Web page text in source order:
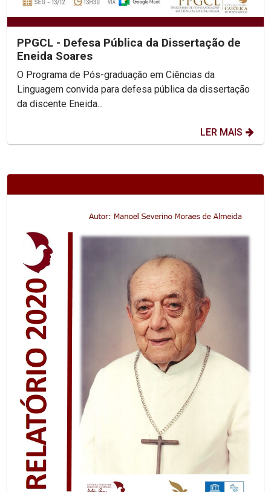
PPGCL - Defesa Pública da Dissertação de
Eneida Soares
O Programa de Pós-graduação em Ciências da
Linguagem convida para defesa pública da dissertação
da discente Eneida...
LER MAIS